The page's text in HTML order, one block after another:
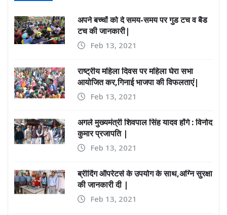
अपने बच्चों को दे समय-समय पर गुड टच व बैड
टच की जानकारी|
Feb 13, 2021
राष्ट्रीय महिला दिवस पर महिला घेरा सभा
आयोजित कर,गिनाई भाजपा की विफलताएं|
Feb 13, 2021
अगले मुख्यमंत्री शिवपाल सिंह यादव होंगे : विनोद
कुमार प्रजापति |
Feb 13, 2021
ब्रीदिंग ऑपरेटर्स के उपयोग के साथ,अग्नि सुरक्षा
की जानकारी दी |
Feb 13, 2021